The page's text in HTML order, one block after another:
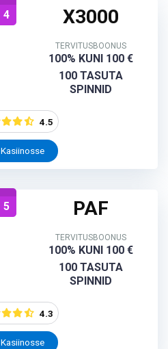
4 X3000
TERVITUSBOONUS
100% KUNI 100 €
100 TASUTA
SPINNID
4.5
Kasiinosse
5 PAF
TERVITUSBOONUS
100% KUNI 100 €
100 TASUTA
SPINNID
4.3
Kasiinosse